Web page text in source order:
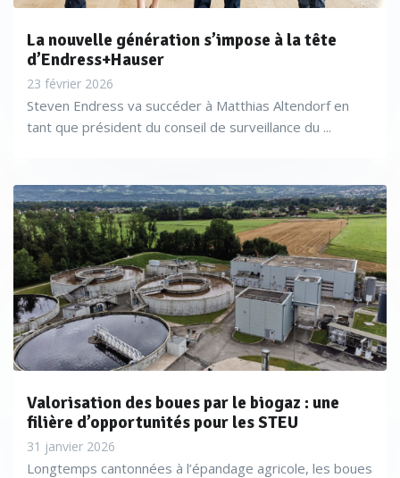
La nouvelle génération s’impose à la tête
d’Endress+Hauser
23 février 2026
Steven Endress va succéder à Matthias Altendorf en
tant que président du conseil de surveillance du ...
Valorisation des boues par le biogaz : une
filière d’opportunités pour les STEU
31 janvier 2026
Longtemps cantonnées à l’épandage agricole, les boues